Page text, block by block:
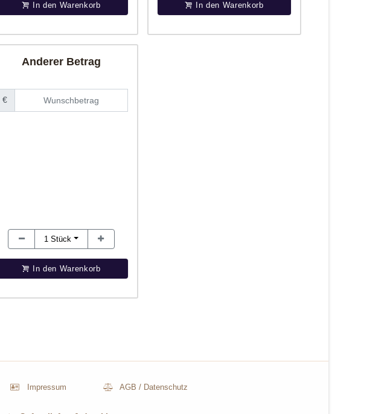
In den Warenkorb In den Warenkorb
Anderer Betrag
€
1Stück
In den Warenkorb
Impressum AGB / Datenschutz